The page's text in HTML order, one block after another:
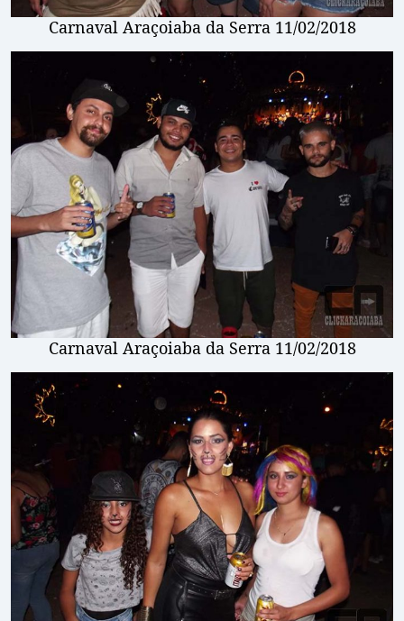
Carnaval Araçoiaba da Serra 11/02/2018
Carnaval Araçoiaba da Serra 11/02/2018